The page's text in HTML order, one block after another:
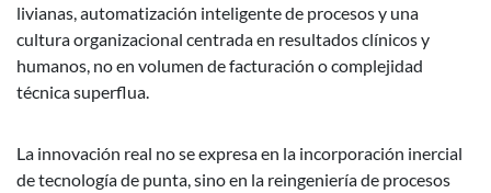
livianas, automatización inteligente de procesos y una
cultura organizacional centrada en resultados clínicos y
humanos, no en volumen de facturación o complejidad
técnica superflua.
La innovación real no se expresa en la incorporación inercial
de tecnología de punta, sino en la reingeniería de procesos